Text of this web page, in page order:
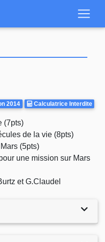
2014
Calculatrice
Calculatrice Interdite
(7pts)
de la vie (8pts)
(5pts)
une mission sur Mars
et G.Claudel